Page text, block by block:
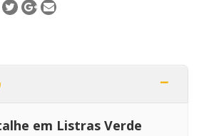
em Listras Verde